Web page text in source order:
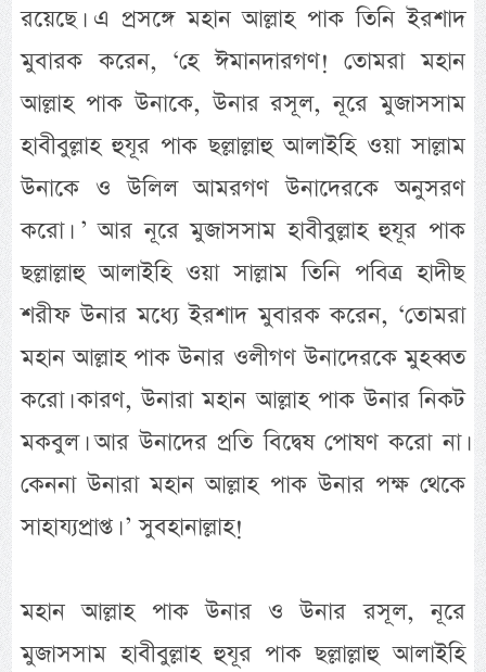
রয়েছে। এ প্রসঙ্গে মহান আল্লাহ পাক তিনি ইরশাদ
মুবারক করেন, ‘হে ঈমানদারগণ! তোমরা মহান
আল্লাহ পাক উনাকে, উনার রসূল, নূরে মুজাসসাম
হাবীবুল্লাহ হুযূর পাক ছল্লাল্লাহু আলাইহি ওয়া সাল্লাম
উনাকে ও উলিল আমরগণ উনাদেরকে অনুসরণ
করো। ’ আর নূরে মুজাসসাম হাবীবুল্লাহ হুযূর পাক
ছল্লাল্লাহু আলাইহি ওয়া সাল্লাম তিনি পবিত্র হাদীছ
শরীফ উনার মধ্যে ইরশাদ মুবারক করেন, ‘তোমরা
মহান আল্লাহ পাক উনার ওলীগণ উনাদেরকে মুহব্বত
করো। কারণ, উনারা মহান আল্লাহ পাক উনার নিকট
মকবুল। আর উনাদের প্রতি বিদ্বেষ পোষণ করো না।
কেননা উনারা মহান আল্লাহ পাক উনার পক্ষ থেকে
সাহায্যপ্রাপ্ত। ’ সুবহানাল্লাহ!
মহান আল্লাহ পাক উনার ও উনার রসূল, নূরে
মুজাসসাম হাবীবুল্লাহ হুযূর পাক ছল্লাল্লাহু আলাইহি